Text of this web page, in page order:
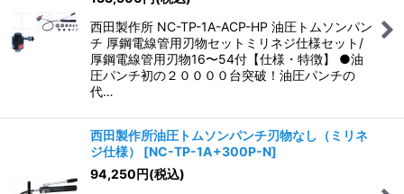
西田製作所 NC-TP-1A-ACP-HP 油圧トムソンパン
チ 厚鋼電線管用刃物セットミリネジ仕様セット/
厚鋼電線管用刃物16〜54付【仕様・特徴】 ●油
圧パンチ初の２００００台突破！油圧パンチの
代…
西田製作所油圧トムソンパンチ刃物なし（ミリネ
ジ仕様）
[NC-TP-1A+300P-N]
94,250円(税込)